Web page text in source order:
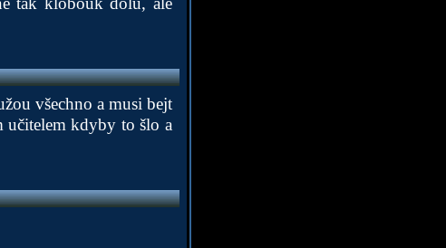
všechno a musi bejt
učitelem kdyby to šlo a